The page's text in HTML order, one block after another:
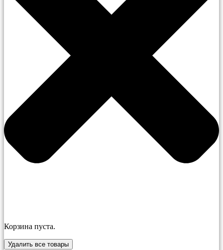
Корзина пуста.
Удалить все товары